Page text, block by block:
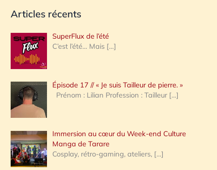
c
e
r
c
h
e
:
Articles récents
SuperFlux de l’été
C’est l’été… Mais […]
Épisode 17 // « Je suis Tailleur de pierre. »
Prénom : Lilian Profession : Tailleur […]
Immersion au cœur du Week-end Culture
Manga de Tarare
Cosplay, rétro-gaming, ateliers, […]